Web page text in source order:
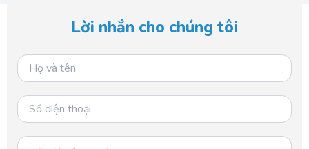
b
o
o
o
k
Lời nhắn cho chúng tôi